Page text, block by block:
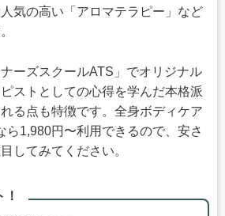
気の高い「アロマテラピー」など
ナーズスクールATS」でオリジナル
ストとしての心得を学んだ本格派
る点も特徴です。全身ボディケア
ら1,980円〜利用できるので、安さ
してみてください。